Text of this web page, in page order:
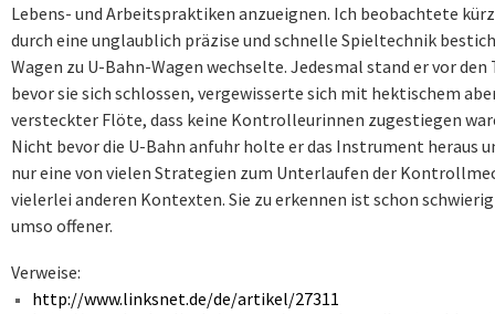
Lebens- und Arbeitspraktiken anzueignen. Ich beobachtete
durch eine unglaublich präzise und schnelle Spieltechnik
Wagen zu U-Bahn-Wagen wechselte. Jedesmal stand er vor
bevor sie sich schlossen, vergewisserte sich mit hektischem
versteckter Flöte, dass keine Kontrolleurinnen zugestiegen
Nicht bevor die U-Bahn anfuhr holte er das Instrument heraus
nur eine von vielen Strategien zum Unterlaufen der
vielerlei anderen Kontexten. Sie zu erkennen ist schon
umso offener.
Verweise:
http://www.linksnet.de/de/artikel/27311